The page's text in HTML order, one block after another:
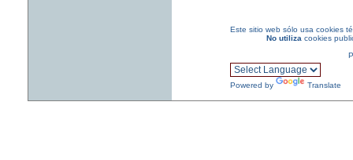
Este sitio web sólo usa cookies
No utiliza cookies
Powered by Translate